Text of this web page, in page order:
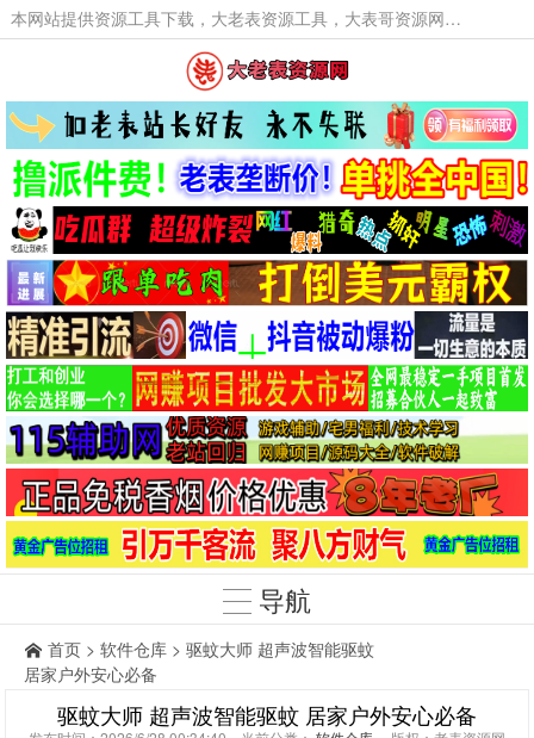
本网站提供资源工具下载，大老表资源工具，大表哥资源网软件工具，大老表资源下载，活动线报福利资源分享,活动线报，大型网游经典游戏，网络热门技术游戏辅助交流与分享。
导航
首页 > 软件仓库 > 驱蚊大师 超声波智能驱蚊
居家户外安心必备
驱蚊大师 超声波智能驱蚊 居家户外安心必备